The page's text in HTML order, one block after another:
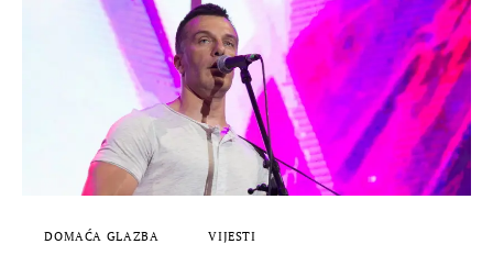
DOMAĆA GLAZBA VIJESTI